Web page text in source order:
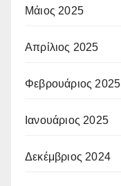
Μάιος 2025
Απρίλιος 2025
Φεβρουάριος 2025
Ιανουάριος 2025
Δεκέμβριος 2024